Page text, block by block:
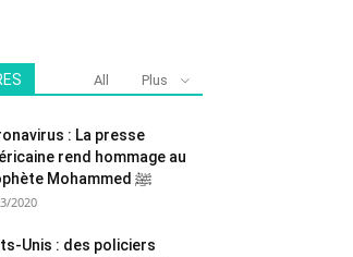
All Plus
: La presse
rend hommage au
Prophète Mohammed ﷺ
2020
Unis : des policiers